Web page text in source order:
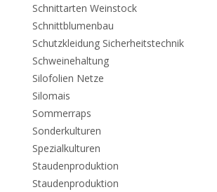
Schnittarten Weinstock
Schnittblumenbau
Schutzkleidung Sicherheitstechnik
Schweinehaltung
Silofolien Netze
Silomais
Sommerraps
Sonderkulturen
Spezialkulturen
Staudenproduktion
Staudenproduktion